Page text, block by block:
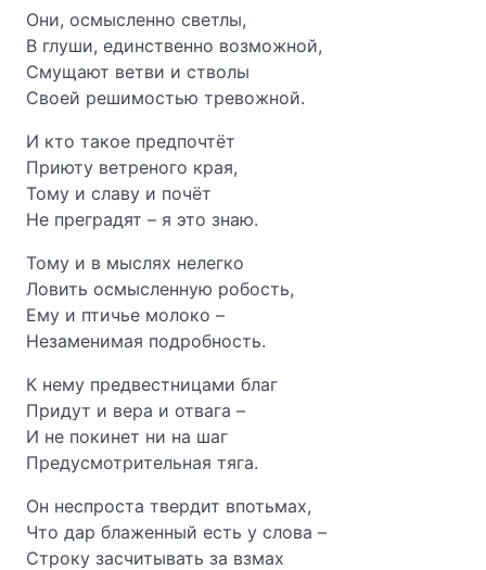
Они, осмысленно светлы,
В глуши, единственно возможной,
Смущают ветви и стволы
Своей решимостью тревожной.
И кто такое предпочтёт
Приюту ветреного края,
Тому и славу и почёт
Не преградят – я это знаю.
Тому и в мыслях нелегко
Ловить осмысленную робость,
Ему и птичье молоко –
Незаменимая подробность.
К нему предвестницами благ
Придут и вера и отвага –
И не покинет ни на шаг
Предусмотрительная тяга.
Он неспроста твердит впотьмах,
Что дар блаженный есть у слова –
Строку засчитывать за взмах